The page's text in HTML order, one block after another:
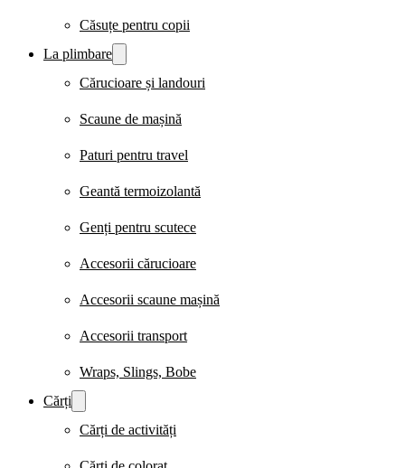
Căsuțe pentru copii
La plimbare
Cărucioare și landouri
Scaune de mașină
Paturi pentru travel
Geantă termoizolantă
Genți pentru scutece
Accesorii cărucioare
Accesorii scaune mașină
Accesorii transport
Wraps, Slings, Bobe
Cărți
Cărți de activități